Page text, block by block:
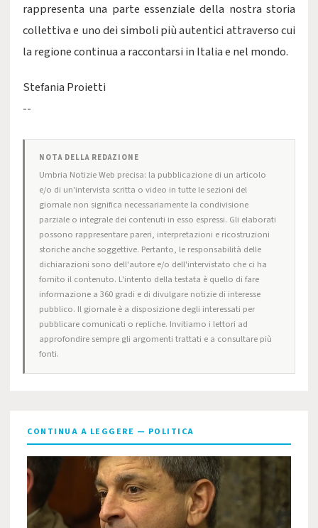
rappresenta una parte essenziale della nostra storia
collettiva e uno dei simboli più autentici attraverso cui
la regione continua a raccontarsi in Italia e nel mondo.
Stefania Proietti
--
NOTA DELLA REDAZIONE
Umbria Notizie Web precisa: la pubblicazione di un articolo
e/o di un'intervista scritta o video in tutte le sezioni del
giornale non significa necessariamente la condivisione
parziale o integrale dei contenuti in esso espressi. Gli elaborati
possono rappresentare pareri, interpretazioni e ricostruzioni
storiche anche soggettive. Pertanto, le responsabilità delle
dichiarazioni sono dell'autore e/o dell'intervistato che ci ha
fornito il contenuto. L'intento della testata è quello di fare
informazione a 360 gradi e di divulgare notizie di interesse
pubblico. Il giornale è a disposizione degli interessati per
pubblicare comunicati o repliche. Invitiamo i lettori ad
approfondire sempre gli argomenti trattati e a consultare più
fonti.
CONTINUA A LEGGERE — POLITICA